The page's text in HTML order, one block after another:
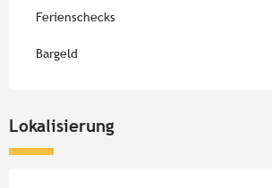
Ferienschecks
Bargeld
Lokalisierung